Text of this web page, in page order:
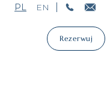
PL EN
Rezerwuj